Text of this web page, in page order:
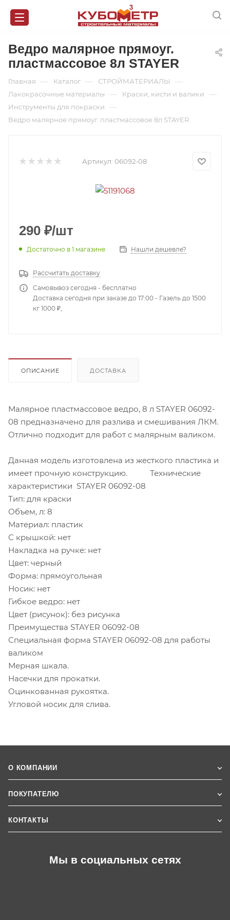
Ведро малярное прямоуг.
пластмассовое 8л STAYER
Главная — Каталог — СТРОЙМАТЕРИАЛЫ —
Лакокрасочные материалы — Краски, кисти и валики —
Инструменты для покраски —
Ведро малярное прямоуг. пластмассовое 8л STAYER
Артикул: 06092-08
290 ₽/шт
Достаточно в 1 магазине Нашли дешевле?
Рассчитать доставку
Самовывоз сегодня - бесплатно
Доставка сегодня при заказе до 17:00 - Газель до 1500
кг 1000 ₽,
ОПИСАНИЕ ДОСТАВКА
Малярное пластмассовое ведро, 8 л STAYER 06092-
08 предназначено для разлива и смешивания ЛКМ.
Отлично подходит для работ с малярным валиком.
Данная модель изготовлена из жесткого пластика и
имеет прочную конструкцию. Технические
характеристики STAYER 06092-08
Тип: для краски
Объем, л: 8
Материал: пластик
С крышкой: нет
Накладка на ручке: нет
Цвет: черный
Форма: прямоугольная
Носик: нет
Гибкое ведро: нет
Цвет (рисунок): без рисунка
Преимущества STAYER 06092-08
Специальная форма STAYER 06092-08 для работы
валиком
Мерная шкала.
Насечки для прокатки.
Оцинкованная рукоятка.
Угловой носик для слива.
О КОМПАНИИ
ПОКУПАТЕЛЮ
КОНТАКТЫ
Мы в социальных сетях